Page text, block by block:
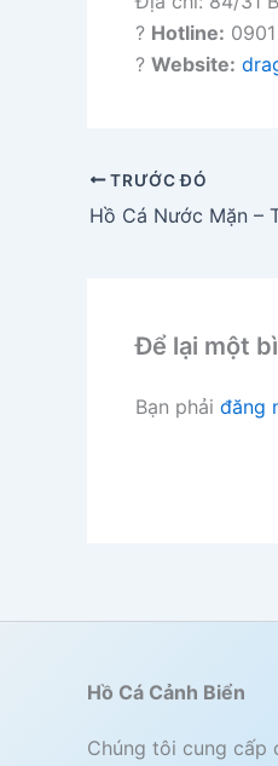
? Hotline:
? Website:
TRƯỚC ĐÓ
Để lại một
Bạn phải đăng
Hồ Cá Cảnh Biển
Chúng tôi cung cấp